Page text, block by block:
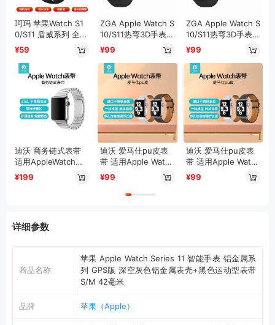
珂玛 苹果Watch S1
0/S11 盾威系列 全屏
手表保护膜
¥59
ZGA Apple Watch S
10/S11热弯3D手表钢
化膜
¥99
ZGA Apple Watch S
10/S11热弯3D手表钢
化膜
¥99
迪沃 商务链式表带
适用AppleWatch苹
果手表表带
¥199
迪沃 爱马仕pu皮表
带 适用Apple Watch
苹果手表
¥99
迪沃 爱马仕pu皮表
带 适用Apple Watch
苹果手表
¥99
详细参数
商品名称
苹果 Apple Watch Series 11 智能手表 铝金属系
列 GPS版 深空灰色铝金属表壳+黑色运动型表带
S/M 42毫米
品牌 苹果（Apple）